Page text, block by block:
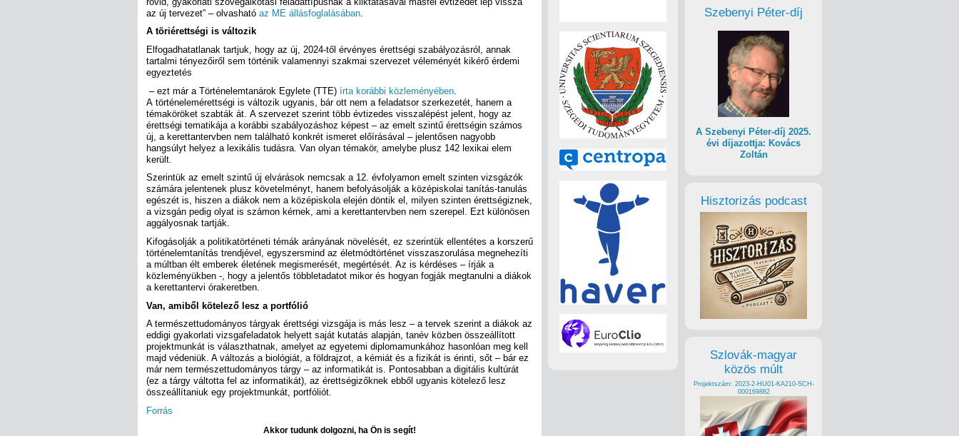
az új tervezet” – olvasható az ME állásfoglalásában
A töriérettségi is változik
Elfogadhatatlanak tartjuk, hogy az új, 2024-től érvényes érettségi szabályozásról, annak
tartalmi tényezőiről sem történik valamennyi szakmai szervezet véleményét kikérő érdemi
egyeztetés
– ezt már a Történelemtanárok Egylete (TTE) írta korábbi közleményében
A történelemérettségi is változik ugyanis, bár ott nem a feladatsor szerkezetét, hanem a
témaköröket szabták át. A szervezet szerint több évtizedes visszalépést jelent, hogy az
érettségi tematikája a korábbi szabályozáshoz képest – az emelt szintű érettségin számos
új, a kerettantervben nem található konkrét ismeret előírásával – jelentősen nagyobb
hangsúlyt helyez a lexikális tudásra. Van olyan témakör, amelybe plusz 142 lexikai elem
került.
Szerintük az emelt szintű új elvárások nemcsak a 12. évfolyamon emelt szinten vizsgázók
számára jelentenek plusz követelményt, hanem befolyásolják a középiskolai tanítás-tanulás
egészét is, hiszen a diákok nem a középiskola elején döntik el, milyen szinten érettségiznek,
a vizsgán pedig olyat is számon kérnek, ami a kerettantervben nem szerepel. Ezt különösen
aggályosnak tartják.
Kifogásolják a politikatörténeti témák arányának növelését, ez szerintük ellentétes a korszerű
történelemtanítás trendjével, egyszersmind az életmódtörténet visszaszorulása megnehezíti
a múltban élt emberek életének megismerését, megértését. Az is kérdéses – írják a
közleményükben -, hogy a jelentős többletadatot mikor és hogyan fogják megtanulni a diákok
a kerettantervi órakeretben.
Van, amiből kötelező lesz a portfólió
A természettudományos tárgyak érettségi vizsgája is más lesz – a tervek szerint a diákok az
eddigi gyakorlati vizsgafeladatok helyett saját kutatás alapján, tanév közben összeállított
projektmunkát is választhatnak, amelyet az egyetemi diplomamunkához hasonlóan meg kell
majd védeniük. A változás a biológiát, a földrajzot, a kémiát és a fizikát is érinti, sőt – bár ez
már nem természettudományos tárgy – az informatikát is. Pontosabban a digitális kultúrát
(ez a tárgy váltotta fel az informatikát), az érettségizőknek ebből ugyanis kötelező lesz
összeállítaniuk egy projektmunkát, portfóliót.
Forrás
Akkor tudunk dolgozni, ha Ön is segít!
Szebenyi Péter-díj
A Szebenyi Péter-díj 2025.
évi díjazottja: Kovács
Zoltán
Hisztorizás podcast
Szlovák-magyar
közös múlt
Projektszám: 2023-2-HU01-KA210-SCH-
000169882